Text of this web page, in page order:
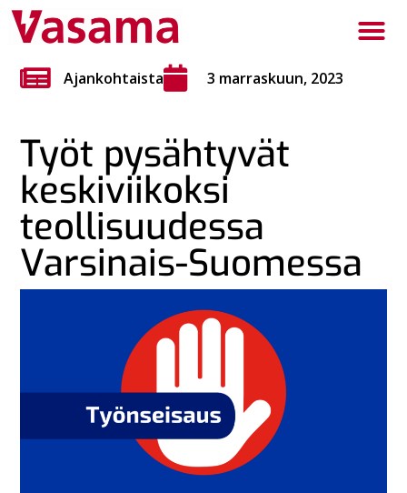
Ajankohtaista 3 marraskuun, 2023
Työt pysähtyvät
keskiviikoksi
teollisuudessa
Varsinais-Suomessa